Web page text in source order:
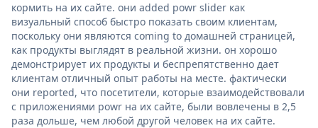
кормить на их сайте. они added powr slider как
визуальный способ быстро показать своим клиентам,
поскольку они являются coming to домашней страницей,
как продукты выглядят в реальной жизни. он хорошо
демонстрирует их продукты и беспрепятственно дает
клиентам отличный опыт работы на месте. фактически
они reported, что посетители, которые взаимодействовали
с приложениями powr на их сайте, были вовлечены в 2,5
раза дольше, чем любой другой человек на их сайте.